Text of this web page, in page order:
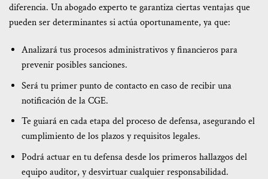
diferencia. Un abogado experto te garantiza ciertas ventajas que
pueden ser determinantes si actúa oportunamente, ya que:
Analizará tus procesos administrativos y financieros para
prevenir posibles sanciones.
Será tu primer punto de contacto en caso de recibir una
notificación de la CGE.
Te guiará en cada etapa del proceso de defensa, asegurando el
cumplimiento de los plazos y requisitos legales.
Podrá actuar en tu defensa desde los primeros hallazgos del
equipo auditor, y desvirtuar cualquier responsabilidad.